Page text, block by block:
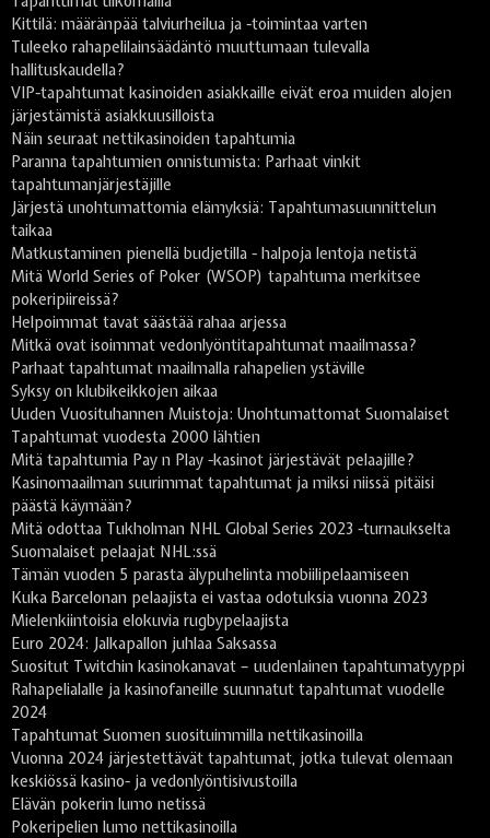
Kittilä: määränpää talviurheilua ja -toimintaa varten
Tuleeko rahapelilainsäädäntö muuttumaan tulevalla
hallituskaudella?
VIP-tapahtumat kasinoiden asiakkaille eivät eroa muiden alojen
järjestämistä asiakkuusilloista
Näin seuraat nettikasinoiden tapahtumia
Paranna tapahtumien onnistumista: Parhaat vinkit
tapahtumanjärjestäjille
Järjestä unohtumattomia elämyksiä: Tapahtumasuunnittelun
taikaa
Matkustaminen pienellä budjetilla - halpoja lentoja netistä
Mitä World Series of Poker (WSOP) tapahtuma merkitsee
pokeripiireissä?
Helpoimmat tavat säästää rahaa arjessa
Mitkä ovat isoimmat vedonlyöntitapahtumat maailmassa?
Parhaat tapahtumat maailmalla rahapelien ystäville
Syksy on klubikeikkojen aikaa
Uuden Vuosituhannen Muistoja: Unohtumattomat Suomalaiset
Tapahtumat vuodesta 2000 lähtien
Mitä tapahtumia Pay n Play -kasinot järjestävät pelaajille?
Kasinomaailman suurimmat tapahtumat ja miksi niissä pitäisi
päästä käymään?
Mitä odottaa Tukholman NHL Global Series 2023 -turnaukselta
Suomalaiset pelaajat NHL:ssä
Tämän vuoden 5 parasta älypuhelinta mobiilipelaamiseen
Kuka Barcelonan pelaajista ei vastaa odotuksia vuonna 2023
Mielenkiintoisia elokuvia rugbypelaajista
Euro 2024: Jalkapallon juhlaa Saksassa
Suositut Twitchin kasinokanavat – uudenlainen tapahtumatyyppi
Rahapelialalle ja kasinofaneille suunnatut tapahtumat vuodelle
2024
Tapahtumat Suomen suosituimmilla nettikasinoilla
Vuonna 2024 järjestettävät tapahtumat, jotka tulevat olemaan
keskiössä kasino- ja vedonlyöntisivustoilla
Elävän pokerin lumo netissä
Pokeripelien lumo nettikasinoilla